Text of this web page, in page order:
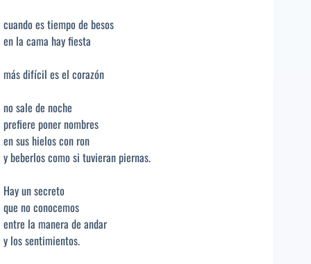
cuando es tiempo de besos
en la cama hay fiesta
más difícil es el corazón
no sale de noche
prefiere poner nombres
en sus hielos con ron
y beberlos como si tuvieran piernas.
Hay un secreto
que no conocemos
entre la manera de andar
y los sentimientos.